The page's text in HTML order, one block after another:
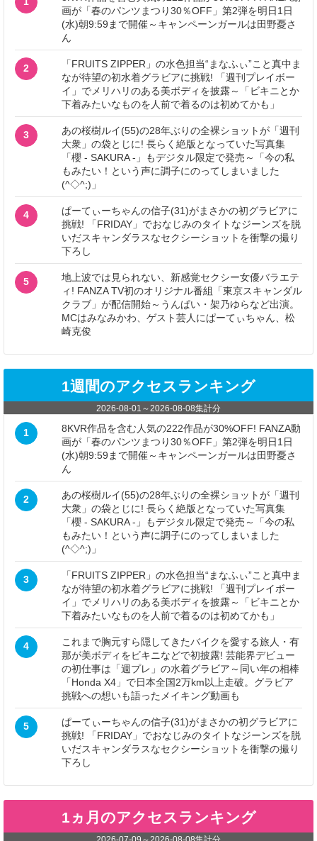
画が「春のパンツまつり30％OFF」第2弾を明日1日
(水)朝9:59まで開催～キャンペーンガールは田野憂さ
ん
2
「FRUITS ZIPPER」の水色担当“まなふぃ”こと真中ま
なが待望の初水着グラビアに挑戦! 「週刊プレイボー
イ」でメリハリのある美ボディを披露～「ビキニとか
下着みたいなものを人前で着るのは初めてかも」
3
あの桜樹ルイ(55)の28年ぶりの全裸ショットが「週刊
大衆」の袋とじに! 長らく絶版となっていた写真集
「櫻 - SAKURA -」もデジタル限定で発売～「今の私
もみたい！という声に調子にのってしまいました
(^◇^;)」
4
ぱーてぃーちゃんの信子(31)がまさかの初グラビアに
挑戦! 「FRIDAY」でおなじみのタイトなジーンズを脱
いだスキャンダラスなセクシーショットを衝撃の撮り
下ろし
5
地上波では見られない、新感覚セクシー女優バラエテ
ィ! FANZA TV初のオリジナル番組「東京スキャンダル
クラブ」が配信開始～うんぱい・架乃ゆらなど出演。
MCはみなみかわ、ゲスト芸人にぱーてぃちゃん、松
崎克俊
1週間のアクセスランキング
2026-08-01 ～ 2026-08-08集計分
1
8KVR作品を含む人気の222作品が30%OFF! FANZA動
画が「春のパンツまつり30％OFF」第2弾を明日1日
(水)朝9:59まで開催～キャンペーンガールは田野憂さ
ん
2
あの桜樹ルイ(55)の28年ぶりの全裸ショットが「週刊
大衆」の袋とじに! 長らく絶版となっていた写真集
「櫻 - SAKURA -」もデジタル限定で発売～「今の私
もみたい！という声に調子にのってしまいました
(^◇^;)」
3
「FRUITS ZIPPER」の水色担当“まなふぃ”こと真中ま
なが待望の初水着グラビアに挑戦! 「週刊プレイボー
イ」でメリハリのある美ボディを披露～「ビキニとか
下着みたいなものを人前で着るのは初めてかも」
4
これまで胸元すら隠してきたバイクを愛する旅人・有
那が美ボディをビキニなどで初披露! 芸能界デビュー
の初仕事は「週プレ」の水着グラビア～同い年の相棒
「Honda X4」で日本全国2万km以上走破。グラビア
挑戦への想いも語ったメイキング動画も
5
ぱーてぃーちゃんの信子(31)がまさかの初グラビアに
挑戦! 「FRIDAY」でおなじみのタイトなジーンズを脱
いだスキャンダラスなセクシーショットを衝撃の撮り
下ろし
1ヵ月のアクセスランキング